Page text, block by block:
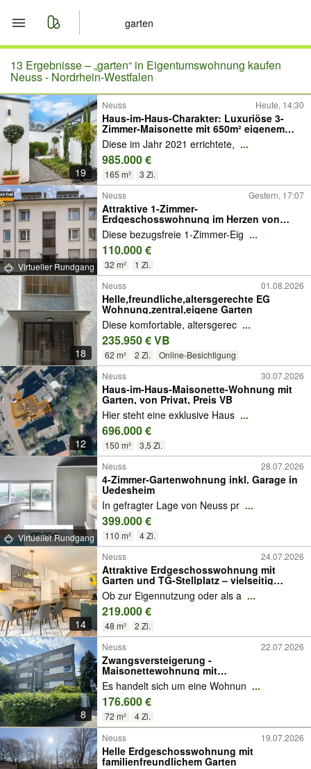
Start
Merkliste
Nachrichten
Anzeige aufgeben
13 Ergebnisse –„garten“ in Eigentumswohnung kaufen
Neuss - Nordrhein-Westfalen
19
Neuss Heute, 14:30
Haus-im-Haus-Charakter: Luxuriöse 3-
Zimmer-Maisonette mit 650m² eigenem
Grundstück in Top-Lage Neuss
Diese im Jahr 2021 errichtete, ...
985.000 €
165 m² 3 Zi.
Virtueller Rundgang
Neuss Gestern, 17:07
Attraktive 1-Zimmer-
Erdgeschosswohnung im Herzen von
Neuss
Diese bezugsfreie 1-Zimmer-Eig ...
110.000 €
32 m² 1 Zi.
18
Neuss 01.08.2026
Helle,freundliche,altersgerechte EG
Wohnung,zentral,eigene Garten
Diese komfortable, altersgerec ...
235.950 € VB
62 m² 2 Zi. Online-Besichtigung
12
Neuss 30.07.2026
Haus-im-Haus-Maisonette-Wohnung mit
Garten, von Privat, Preis VB
Hier steht eine exklusive Haus ...
696.000 €
150 m² 3,5 Zi.
Virtueller Rundgang
Neuss 28.07.2026
4-Zimmer-Gartenwohnung inkl. Garage in
Uedesheim
In gefragter Lage von Neuss pr ...
399.000 €
110 m² 4 Zi.
14
Neuss 24.07.2026
Attraktive Erdgeschosswohnung mit
Garten und TG-Stellplatz – vielseitig
nutzbar
Ob zur Eigennutzung oder als a ...
219.000 €
48 m² 2 Zi.
8
Neuss 22.07.2026
Zwangsversteigerung -
Maisonettewohnung mit
Gartennutzungsrecht
Es handelt sich um eine Wohnun ...
176.600 €
72 m² 4 Zi.
Neuss 19.07.2026
Helle Erdgeschosswohnung mit
familienfreundlichem Garten